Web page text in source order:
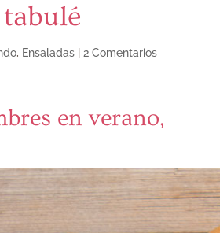
, Ensaladas 2 Comentarios
en verano,